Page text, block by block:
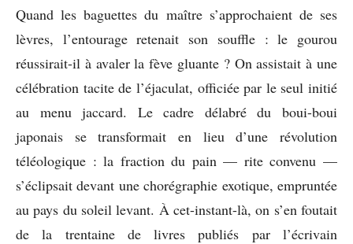
Quand les baguettes du maître s’approchaient de ses
lèvres, l’entourage retenait son souffle : le gourou
réussirait-il à avaler la fève gluante ? On assistait à une
célébration tacite de l’éjaculat, officiée par le seul initié
au menu jaccard. Le cadre délabré du boui-boui
japonais se transformait en lieu d’une révolution
téléologique : la fraction du pain — rite convenu —
s’éclipsait devant une chorégraphie exotique, empruntée
au pays du soleil levant. À cet-instant-là, on s’en foutait
de la trentaine de livres publiés par l’écrivain